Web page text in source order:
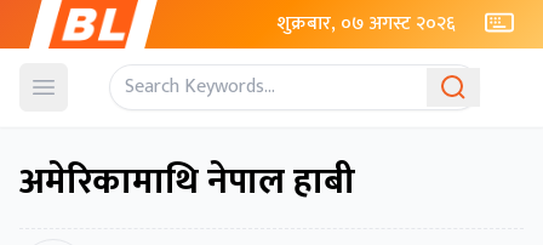
शुक्रबार, ०७ अगस्ट २०२६
Open menu
अमेरिकामाथि नेपाल हाबी